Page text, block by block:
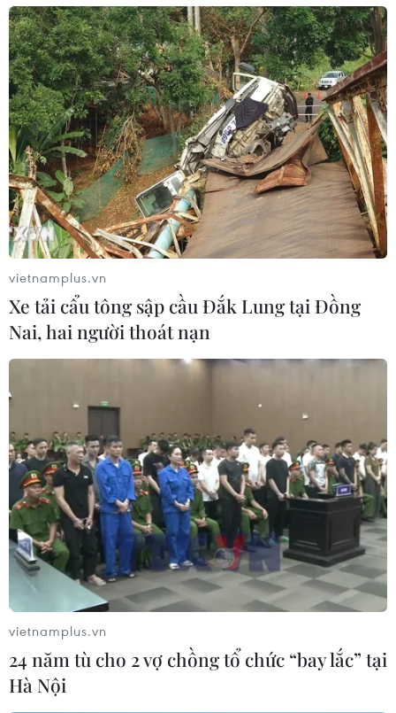
vietnamplus.vn
Xe tải cẩu tông sập cầu Đắk Lung tại Đồng
Nai, hai người thoát nạn
vietnamplus.vn
24 năm tù cho 2 vợ chồng tổ chức “bay lắc” tại
Hà Nội